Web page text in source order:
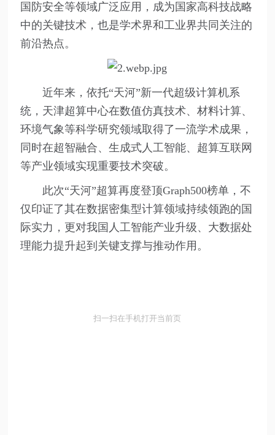
国防安全等领域广泛应用，成为国家高科技战略
中的关键技术，也是学术界和工业界共同关注的
前沿热点。
近年来，依托“天河”新一代超级计算机系
统，天津超算中心在数值仿真技术、材料计算、
环境气象等科学研究领域取得了一流学术成果，
同时在超智融合、生成式人工智能、超算互联网
等产业领域实现重要技术突破。
此次“天河”超算再度登顶Graph500榜单，不
仅印证了其在数据密集型计算领域持续领跑的国
际实力，更对我国人工智能产业升级、大数据处
理能力提升起到关键支撑与推动作用。
扫一扫在手机打开当前页